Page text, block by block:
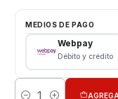
No interfiere en
en pantalla.
Material ultra
definición.
MEDIOS DE PAGO
Webpay
Débito y crédito